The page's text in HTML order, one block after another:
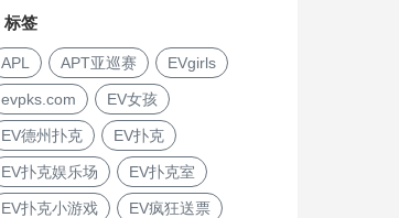
标签
APL APT亚巡赛 EVgirls
evpks.com EV女孩
EV德州扑克 EV扑克
EV扑克娱乐场 EV扑克室
EV扑克小游戏 EV疯狂送票